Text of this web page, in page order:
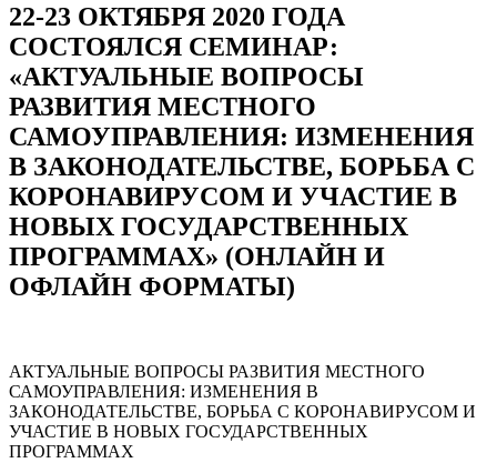
22-23 ОКТЯБРЯ 2020 ГОДА
СОСТОЯЛСЯ СЕМИНАР:
«АКТУАЛЬНЫЕ ВОПРОСЫ
РАЗВИТИЯ МЕСТНОГО
САМОУПРАВЛЕНИЯ: ИЗМЕНЕНИЯ
В ЗАКОНОДАТЕЛЬСТВЕ, БОРЬБА С
КОРОНАВИРУСОМ И УЧАСТИЕ В
НОВЫХ ГОСУДАРСТВЕННЫХ
ПРОГРАММАХ» (ОНЛАЙН И
ОФЛАЙН ФОРМАТЫ)
АКТУАЛЬНЫЕ ВОПРОСЫ РАЗВИТИЯ МЕСТНОГО
САМОУПРАВЛЕНИЯ: ИЗМЕНЕНИЯ В
ЗАКОНОДАТЕЛЬСТВЕ, БОРЬБА С КОРОНАВИРУСОМ И
УЧАСТИЕ В НОВЫХ ГОСУДАРСТВЕННЫХ
ПРОГРАММАХ